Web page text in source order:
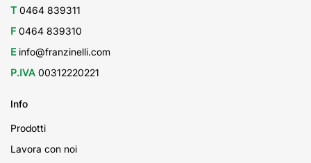
T 0464 839311
F 0464 839310
E info@franzinelli.com
P.IVA 00312220221
Info
Prodotti
Lavora con noi